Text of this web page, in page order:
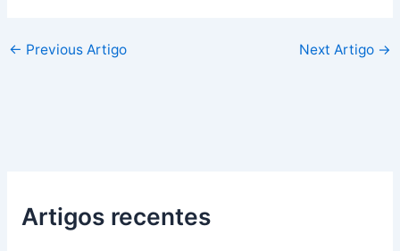
← Previous Artigo Next Artigo →
Artigos recentes